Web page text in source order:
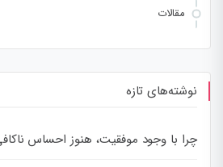
مقالات
نوشته‌های تازه
چرا با وجود موفقیت، هنوز احساس